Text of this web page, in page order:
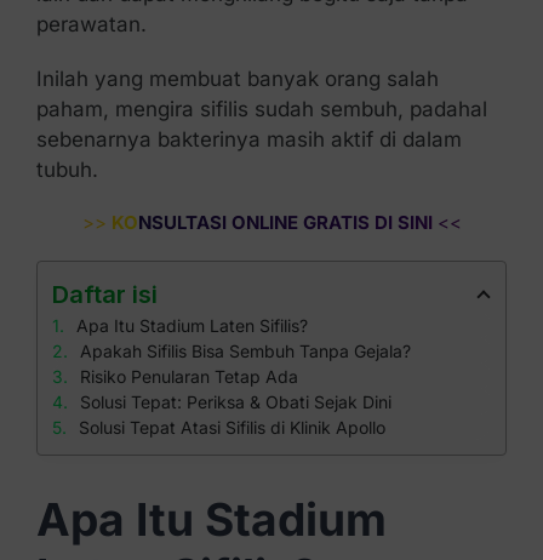
perawatan.
Inilah yang membuat banyak orang salah
paham, mengira sifilis sudah sembuh, padahal
sebenarnya bakterinya masih aktif di dalam
tubuh.
>> KONSULTASI ONLINE GRATIS DI SINI <<
Daftar isi
Apa Itu Stadium Laten Sifilis?
Apakah Sifilis Bisa Sembuh Tanpa Gejala?
Risiko Penularan Tetap Ada
Solusi Tepat: Periksa & Obati Sejak Dini
Solusi Tepat Atasi Sifilis di Klinik Apollo
Apa Itu Stadium